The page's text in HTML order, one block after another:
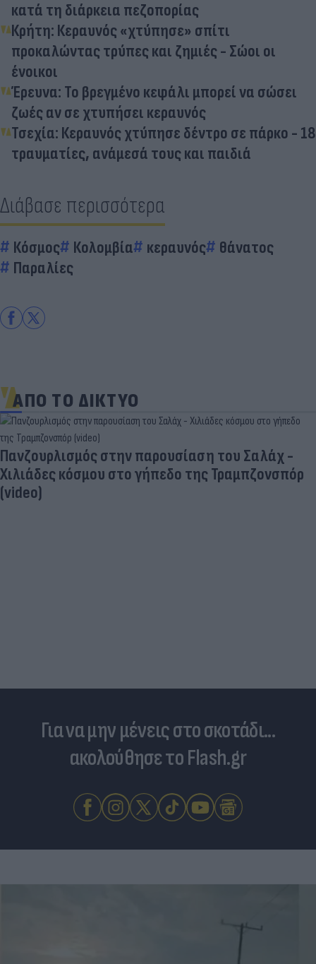
κατά τη διάρκεια πεζοπορίας
Κρήτη: Κεραυνός «χτύπησε» σπίτι
προκαλώντας τρύπες και ζημιές - Σώοι οι
ένοικοι
Έρευνα: Το βρεγμένο κεφάλι μπορεί να σώσει
ζωές αν σε χτυπήσει κεραυνός
Τσεχία: Κεραυνός χτύπησε δέντρο σε πάρκο - 18
τραυματίες, ανάμεσά τους και παιδιά
Διάβασε περισσότερα
Κόσμος Κολομβία κεραυνός
θάνατος
Παραλίες
ΑΠΟ ΤΟ ΔΙΚΤΥΟ
Για να μην μένεις στο σκοτάδι...
ακολούθησε το Flash.gr